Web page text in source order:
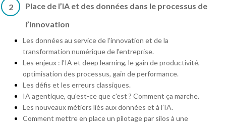
2
Place de l’IA et des données dans le processus de
l’innovation
Les données au service de l’innovation et de la
transformation numérique de l'entreprise.
Les enjeux : l’IA et deep learning, le gain de productivité,
optimisation des processus, gain de performance.
Les défis et les erreurs classiques.
IA agentique, qu'est-ce que c'est ? Comment ça marche.
Les nouveaux métiers liés aux données et à l’IA.
Comment mettre en place un pilotage par silos à une